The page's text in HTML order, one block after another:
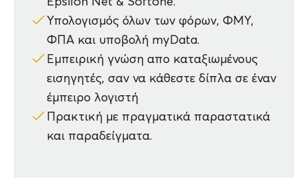
δυνατά σημεία του προγράμματος μας.
περισσότερα εδώ.
Σε Ποιους Απευθύνετε το Σεμινάριο
Μηχανογραφημένης Λογιστικής
Λογιστές, Φοροτεχνικούς, Βοηθούς Λογιστών &
Πρ/νους Λογιστηρίου
Πτυχιούχους Οικονομικών Σχολών ATEI, AEI
Υπολογισμός όλων των φόρων, ΦΜΥ,
ΦΠΑ και υποβολή myData.
Εμπειρική γνώση απο καταξιωμένους
εισηγητές, σαν να κάθεστε δίπλα σε έναν
έμπειρο λογιστή
Πρακτική με πραγματικά παραστατικά
και παραδείγματα.